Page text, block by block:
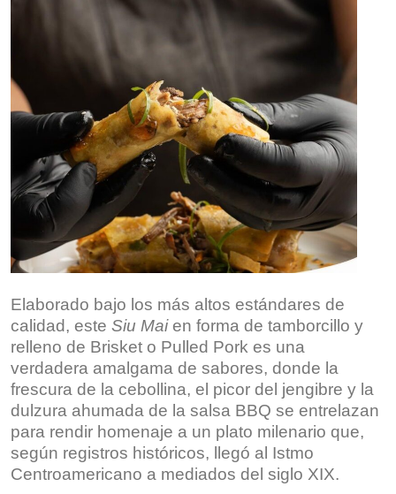
Elaborado bajo los más altos estándares de
calidad, este Siu Maien forma de tamborcillo y
relleno de Brisket o Pulled Pork es una
verdadera amalgama de sabores, donde la
frescura de la cebollina, el picor del jengibre y la
dulzura ahumada de la salsa BBQ se entrelazan
para rendir homenaje a un plato milenario que,
según registros históricos, llegó al Istmo
Centroamericano a mediados del siglo XIX.